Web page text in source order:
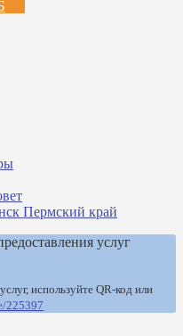
Пермский край
услуг
используйте QR-код или
225397